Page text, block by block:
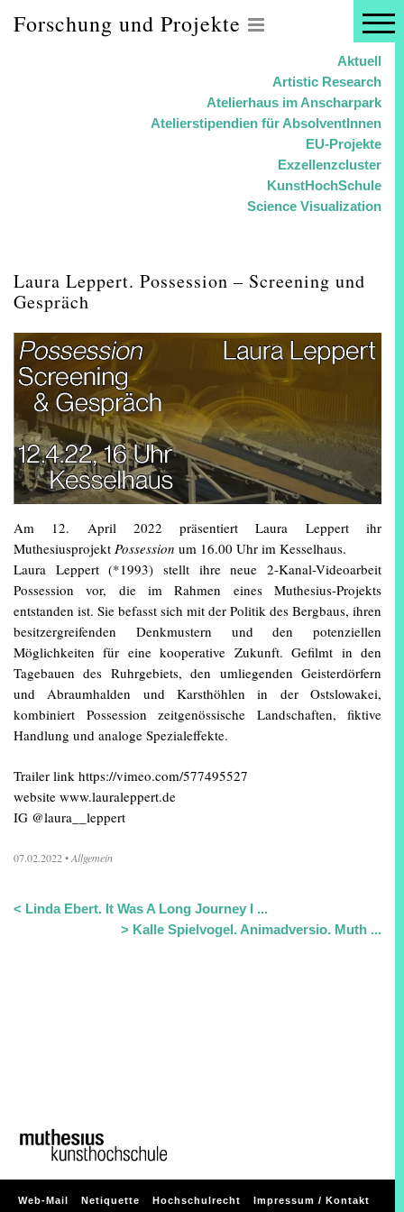
Forschung und Projekte
Aktuell
Artistic Research
Atelierhaus im Anscharpark
Atelierstipendien für AbsolventInnen
EU-Projekte
Exzellenzcluster
KunstHochSchule
Science Visualization
Laura Leppert. Possession – Screening und
Gespräch
Am 12. April 2022 präsentiert Laura Leppert ihr
Muthesiusprojekt Possession um 16.00 Uhr im Kesselhaus.
Laura Leppert (*1993) stellt ihre neue 2-Kanal-Videoarbeit
Possession vor, die im Rahmen eines Muthesius-Projekts
entstanden ist. Sie befasst sich mit der Politik des Bergbaus, ihren
besitzergreifenden Denkmustern und den potenziellen
Möglichkeiten für eine kooperative Zukunft. Gefilmt in den
Tagebauen des Ruhrgebiets, den umliegenden Geisterdörfern
und Abraumhalden und Karsthöhlen in der Ostslowakei,
kombiniert Possession zeitgenössische Landschaften, fiktive
Handlung und analoge Spezialeffekte.
Trailer link https://vimeo.com/577495527
website www.lauraleppert.de
IG @laura__leppert
07.02.2022•Allgemein
< Linda Ebert. It Was A Long Journey I ...
> Kalle Spielvogel. Animadversio. Muth ...
Web-Mail Netiquette Hochschulrecht Impressum / Kontakt